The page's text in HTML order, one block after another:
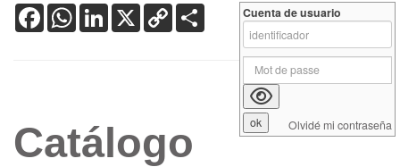
FacebookWhatsApp
LinkedIn
X Copy
Link
Catálogo
Cuenta de usuario
Olvidé mi contraseña